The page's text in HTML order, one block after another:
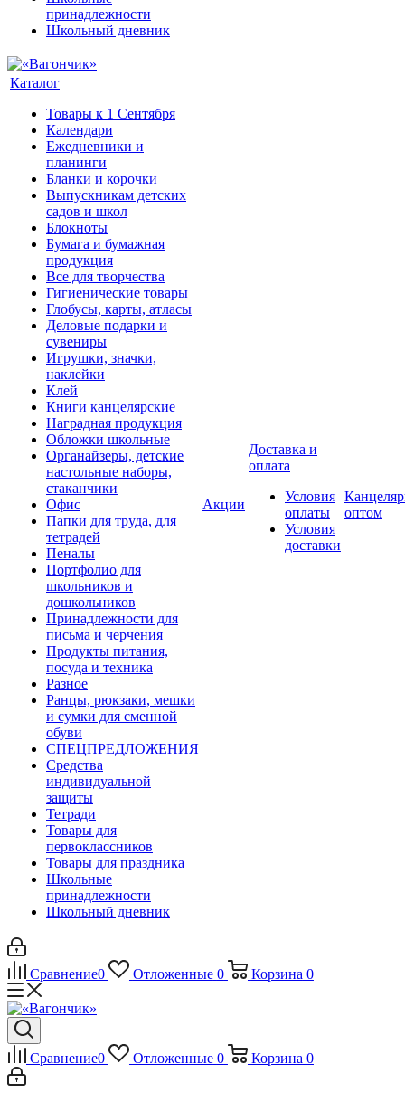
принадлежности
Школьный дневник
Каталог
Товары к 1 Сентября
Календари
Ежедневники и
планинги
Бланки и корочки
Выпускникам детских
садов и школ
Блокноты
Бумага и бумажная
продукция
Все для творчества
Гигиенические товары
Глобусы, карты, атласы
Деловые подарки и
сувениры
Игрушки, значки,
наклейки
Клей
Книги канцелярские
Наградная продукция
Обложки школьные
Органайзеры, детские
настольные наборы,
стаканчики
Офис
Папки для труда, для
тетрадей
Пеналы
Портфолио для
школьников и
дошкольников
Принадлежности для
письма и черчения
Продукты питания,
посуда и техника
Разное
Ранцы, рюкзаки, мешки
и сумки для сменной
обуви
СПЕЦПРЕДЛОЖЕНИЯ
Средства
индивидуальной
защиты
Тетради
Товары для
первоклассников
Товары для праздника
Школьные
принадлежности
Школьный дневник
Акции
Доставка и
оплата
Условия
оплаты
Условия
доставки
оптом
Сравнение0 Отложенные 0 Корзина 0
Сравнение0 Отложенные 0 Корзина 0